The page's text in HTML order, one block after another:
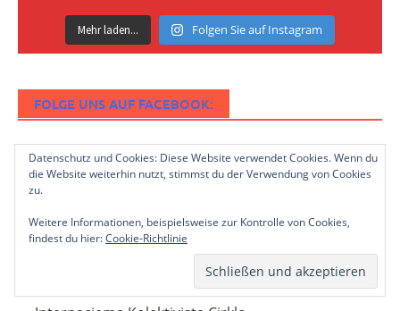
Mehr laden... Folgen Sie auf Instagram
FOLGE UNS AUF FACEBOOK:
Groupe Marxiste Internationaliste (FR)
Datenschutz und Cookies: Diese Website verwendet Cookies. Wenn du
die Website weiterhin nutzt, stimmst du der Verwendung von Cookies
zu.
Weitere Informationen, beispielsweise zur Kontrolle von Cookies,
findest du hier:Cookie-Richtlinie